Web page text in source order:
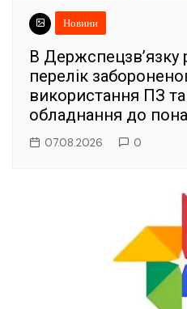
Новини
В
перелік
використання ПЗ
обладнання до
07.08.2026 0